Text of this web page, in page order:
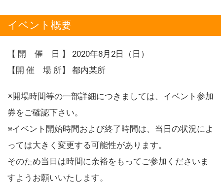
イベント概要
【 開 催 日 】 2020年8月2日（日）
【開 催 場 所】 都内某所
※開場時間等の一部詳細につきましては、イベント参加
券をご確認下さい。
※イベント開始時間および終了時間は、当日の状況によ
っては大きく変更する可能性があります。
そのため当日は時間に余裕をもってご参加くださいま
すようお願いいたします。